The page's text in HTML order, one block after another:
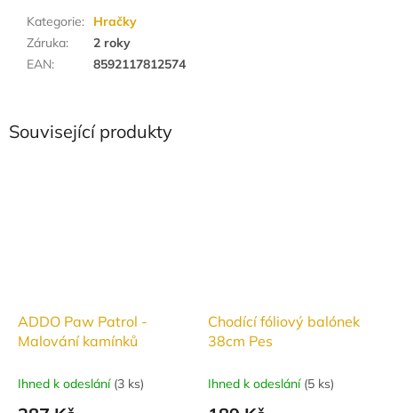
Související produkty
ADDO Paw Patrol -
Malování kamínků
Ihned k odeslání (3 ks)
Chodící fóliový balónek
38cm Pes
Ihned k odeslání (5 ks)
Kategorie:
Hračky
Záruka:
2 roky
EAN: 8592117812574